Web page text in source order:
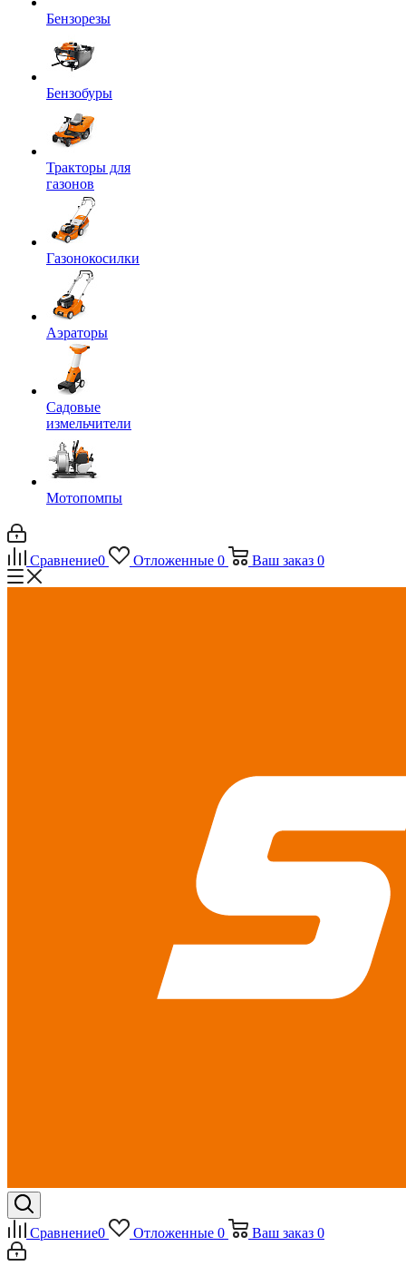
Бензорезы
Бензобуры
Тракторы для
газонов
Газонокосилки
Аэраторы
Садовые
измельчители
Мотопомпы
Сравнение0 Отложенные 0 Ваш заказ 0
Сравнение0 Отложенные 0 Ваш заказ 0